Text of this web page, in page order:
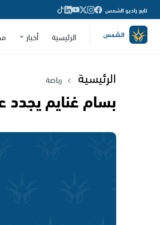
تابع راديو الشمس
الرئيسية أخبار
الرئيسية رياضة
بسام غنايم